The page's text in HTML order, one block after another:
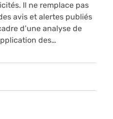
Il ne remplace pas
avis et alertes publiés
d’une analyse de
des…